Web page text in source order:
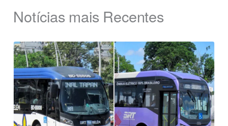
Notícias mais Recentes